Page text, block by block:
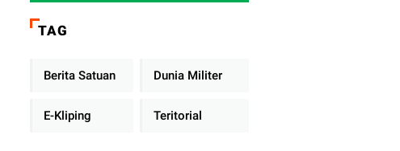
TAG
Berita Satuan Dunia Militer
E-Kliping Teritorial